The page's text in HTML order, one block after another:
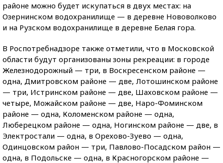
районе можно будет искупаться в двух местах: на
Озернинском водохранилище — в деревне Нововолково
и на Рузском водохранилище в деревне Белая гора.
В Роспотребнадзоре также отметили, что в Московской
области будут организованы зоны рекреации: в городе
Железнодорожный — три, в Воскресенском районе —
одна, Дмитровском районе — две, Лотошинском районе
— три, Истринском районе — две, Шаховском районе —
четыре, Можайском районе — две, Наро-Фоминском
районе — одна, Коломенском районе — одна,
Люберецком районе — одна, Ногинском районе — две, в
Электростали — одна, в Орехово-Зуево — одна,
Одинцовском район — три, Павлово-Посадском район —
одна, в Подольске — одна, в Красногорском районе —